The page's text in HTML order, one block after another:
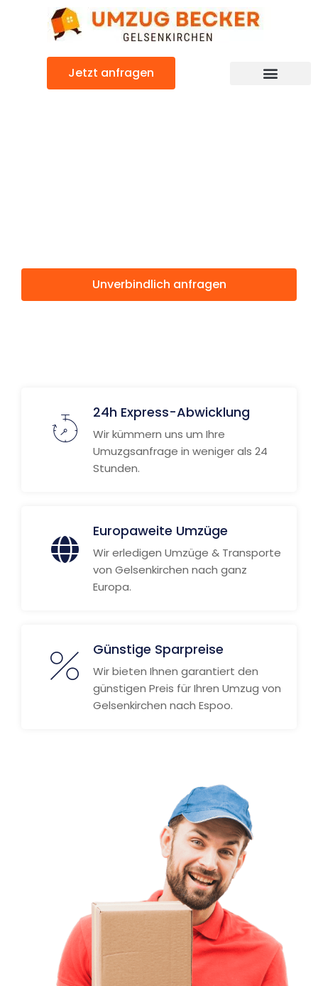
Jetzt anfragen
Unverbindlich anfragen
24h Express-Abwicklung
Wir kümmern uns um Ihre
Umuzgsanfrage in weniger als 24
Stunden.
Europaweite Umzüge
Wir erledigen Umzüge & Transporte
von Gelsenkirchen nach ganz
Europa.
Günstige Sparpreise
Wir bieten Ihnen garantiert den
günstigen Preis für Ihren Umzug von
Gelsenkirchen nach Espoo.